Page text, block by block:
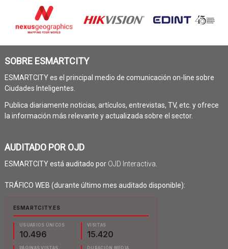
SOBRE ESMARTCITY
ESMARTCITY es el principal medio de comunicación on-line sobre
Ciudades Inteligentes.
Publica diariamente noticias, artículos, entrevistas, TV, etc. y ofrece
la información más relevante y actualizada sobre el sector.
AUDITADO POR OJD
ESMARTCITY está auditado por OJD Interactiva
TRÁFICO WEB (durante último mes auditado disponible):